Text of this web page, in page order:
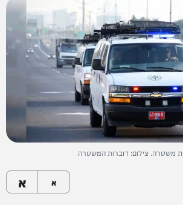
משטרה. צילום: דוברות המשטרה
א א